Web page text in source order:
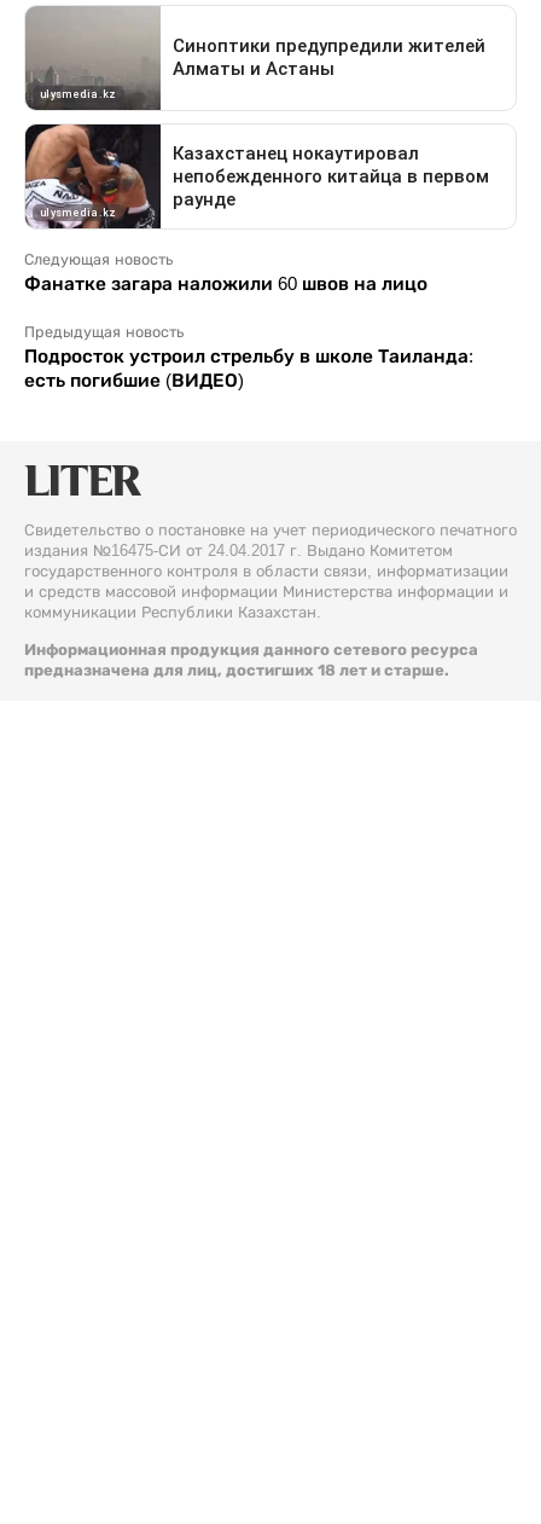
Следующая новость
Фанатке загара наложили 60 швов на лицо
Предыдущая новость
Подросток устроил стрельбу в школе Таиланда:
есть погибшие (ВИДЕО)
Свидетельство о постановке на учет периодического печатного
издания №16475-СИ от 24.04.2017 г. Выдано Комитетом
государственного контроля в области связи, информатизации
и средств массовой информации Министерства информации и
коммуникации Республики Казахстан.
Информационная продукция данного сетевого ресурса
предназначена для лиц, достигших 18 лет и старше.